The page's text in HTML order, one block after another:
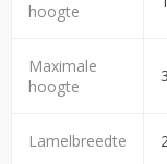
hoogte
Maximale
hoogte
Lamelbreedte